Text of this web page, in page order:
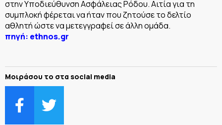
στην Υποδιεύθυνση Ασφάλειας Ρόδου. Αιτία για τη
συμπλοκή φέρεται να ήταν που ζητούσε το δελτίο
αθλητή ώστε να μετεγγραφεί σε άλλη ομάδα.
πηγή: ethnos.gr
Μοιράσου το στα social media